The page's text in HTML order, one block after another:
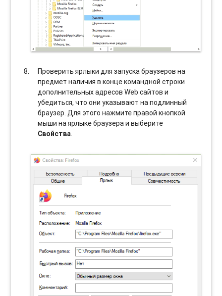
Проверить ярлыки для запуска браузеров на
предмет наличия в конце командной строки
дополнительных адресов Web сайтов и
убедиться, что они указывают на подлинный
браузер. Для этого нажмите правой кнопкой
мыши на ярлыке браузера и выберите
Свойства.